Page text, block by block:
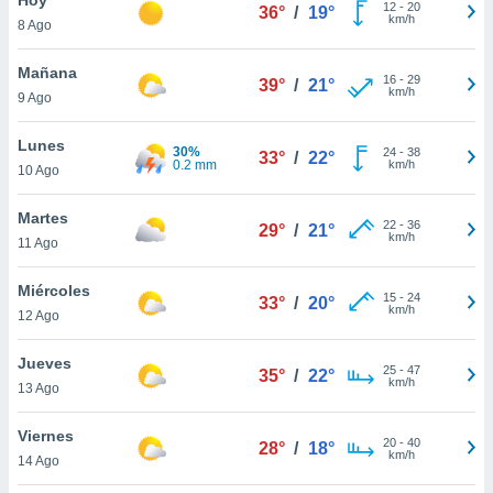
y
en
más
de
8 Ago
36° / 19° 12- 20
km/h
Mañana
9 Ago
39° / 21° 16- 29
km/h
Lunes
10 Ago
30%
0.2 mm
33° / 22° 24- 38
km/h
Martes
11 Ago
29° / 21° 22- 36
km/h
Miércoles
12 Ago
33° / 20° 15- 24
km/h
Jueves
13 Ago
35° / 22° 25- 47
km/h
Viernes
14 Ago
28° / 18° 20- 40
km/h